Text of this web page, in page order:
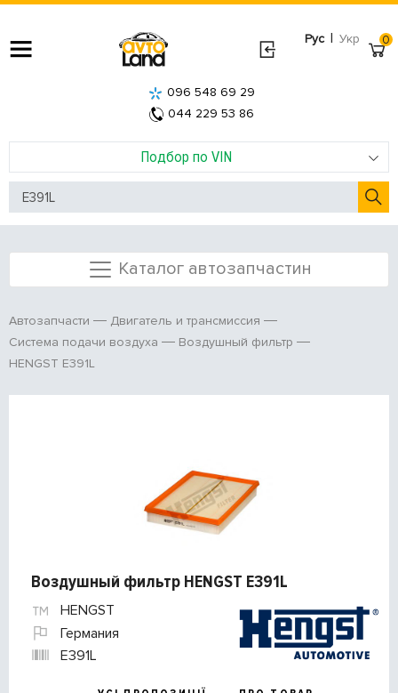
Рус | Укр
Подбор по VIN
096 548 69 29
044 229 53 86
0
Каталог автозапчастин
Автозапчасти
Двигатель и трансмиссия
Система подачи воздуха
Воздушный фильтр
HENGST E391L
Воздушный фильтр HENGST E391L
HENGST
Германия
E391L